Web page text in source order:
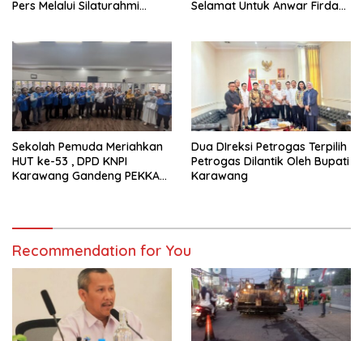
Pers Melalui Silaturahmi
Selamat Untuk Anwar Firdaus
Sekolah Pemuda Meriahkan
HUT ke-53 , DPD KNPI
Karawang Gandeng PEKKA
Dua DIreksi Petrogas Terpilih
Petrogas Dilantik Oleh Bupati
Karawang
Recommendation for You